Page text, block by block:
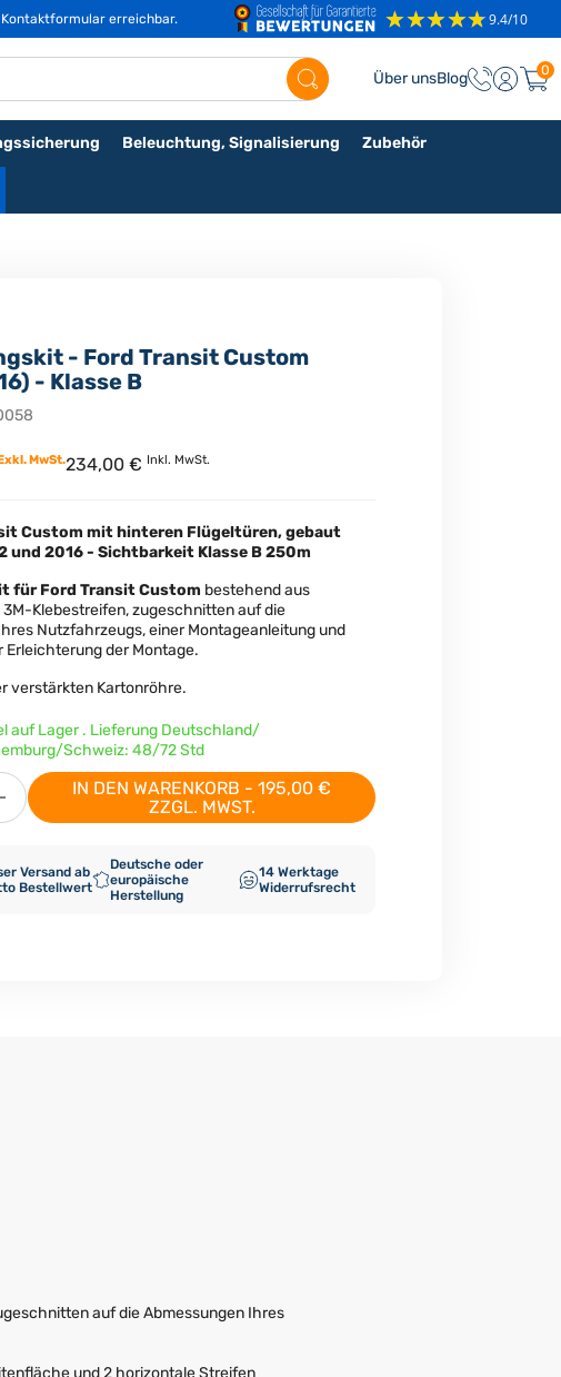
Kontaktformular erreichbar.
Über unsBlog 0
Beleuchtung, Signalisierung Zubehör
- Ford Transit Custom
- Klasse B
MwSt.234,00 € Inkl. MwSt.
Custom mit hinteren Flügeltüren, gebaut
und 2016 - Sichtbarkeit Klasse B 250m
fürFord Transit Custom bestehend aus
Klebestreifen, zugeschnitten auf die
Nutzfahrzeugs, einer Montageanleitung und
Erleichterung der Montage.
verstärkten Kartonröhre.
auf Lager . Lieferung Deutschland/
Schweiz: 48/72 Std
IN DEN WARENKORB - 195,00 €
ZZGL. MWST.
Versand ab
Bestellwert
Deutsche oder
europäische
Herstellung
14 Werktage
Widerrufsrecht
auf die Abmessungen Ihres